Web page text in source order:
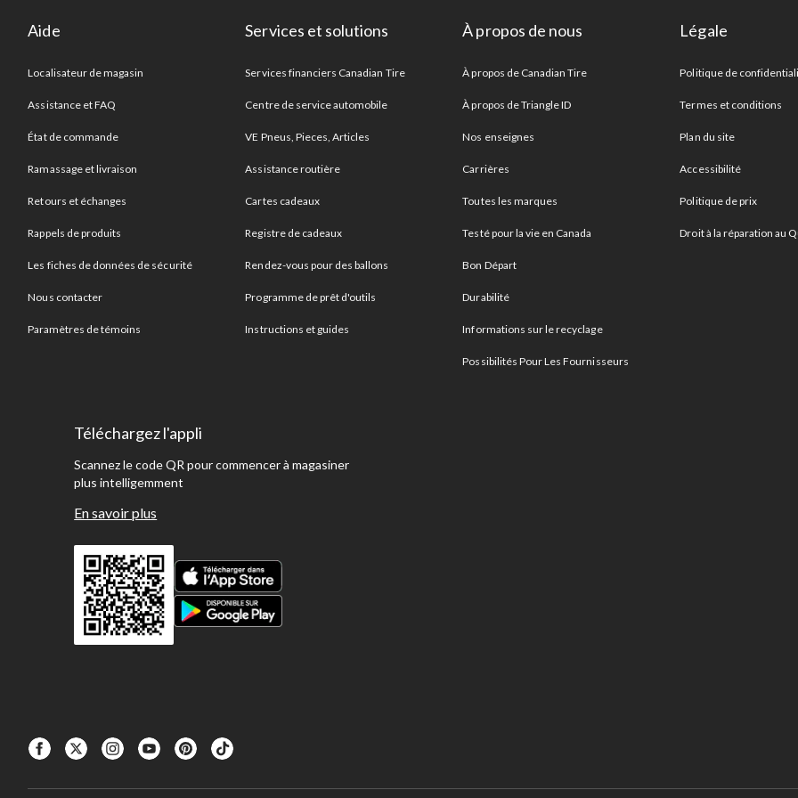
Aide
Localisateur de magasin
Assistance et FAQ
État de commande
Ramassage et livraison
Retours et échanges
Rappels de produits
Les fiches de données de sécurité
Nous contacter
Paramètres de témoins
Services et solutions
Services financiers Canadian Tire
Centre de service automobile
VE Pneus, Pieces, Articles
Assistance routière
Cartes cadeaux
Registre de cadeaux
Rendez-vous pour des ballons
Programme de prêt d'outils
Instructions et guides
À propos de nous
À propos de Canadian Tire
À propos de Triangle ID
Nos enseignes
Carrières
Toutes les marques
Testé pour la vie en Canada
Bon Départ
Durabilité
Informations sur le recyclage
Possibilités Pour Les Fournisseurs
Légale
Politique de
Termes et conditions
Plan du site
Accessibilité
Politique de prix
Droit à la réparation au
Téléchargez l'appli
Scannez le code QR pour commencer à magasiner
plus intelligemment
En savoir plus